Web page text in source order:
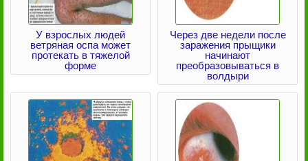
У взрослых людей
ветряная оспа может
протекать в тяжелой
форме
Через две недели после
заражения прыщики
начинают
преобразовываться в
волдыри